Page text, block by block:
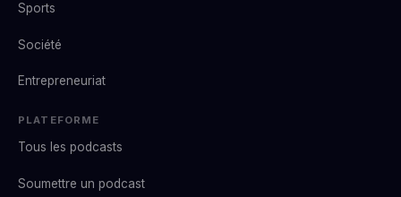
Sports
Société
Entrepreneuriat
PLATEFORME
Tous les podcasts
Soumettre un podcast